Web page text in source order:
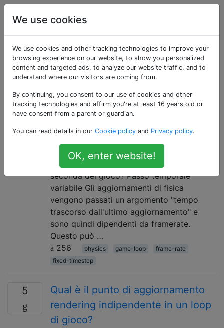
Sviluppo del
gioco
Domande taggate
«fixed-timestep»
11
Quando devo usare un passaggio
temporale fisso o variabile?
su intervalli di tempo fissi o variabili? Uno è
sempre superiore o la scelta giusta varia a
seconda del gioco? Passo temporale
variabile Gli aggiornamenti di fisica
vengono passati un argomento "tempo
trascorso dall'ultimo aggiornamento" e
sono quindi dipendenti da framerate.
Questo può …
256
physics game-loop
frame-rate
fixed-timestep
5
Qual è il punto di aggiornamento
rendering indipendente in un loop
di gioco?
We use cookies
We use cookies and other tracking technologies to improve your
browsing experience on our website, to show you personalized
content and targeted ads, to analyze our website traffic, and to
understand where our visitors are coming from.
By continuing, you consent to our use of cookies and other
tracking technologies and affirm you're at least 16 years old or
have consent from a parent or guardian.
You can read details in our Cookie policy and Privacy policy.
OK, enter website!